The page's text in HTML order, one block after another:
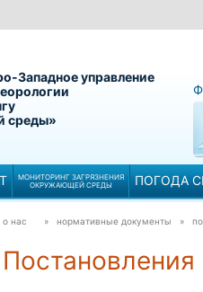
Западное управление
среды»
МОНИТОРИНГ ЗАГРЯЗНЕНИЯ
ОКРУЖАЮЩЕЙ СРЕДЫ
ПОГОДА
о нас » нормативные документы »